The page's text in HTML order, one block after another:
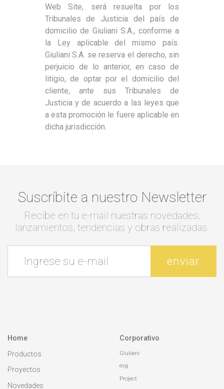
Web Site, será resuelta por los
Tribunales de Justicia del país de
domicilio de Giuliani S.A., conforme a
la Ley aplicable del mismo país.
Giuliani S.A. se reserva el derecho, sin
perjuicio de lo anterior, en caso de
litigio, de optar por el domicilio del
cliente, ante sus Tribunales de
Justicia y de acuerdo a las leyes que
a esta promoción le fuere aplicable en
dicha jurisdicción.
Suscríbite a nuestro Newsletter
Recibe en tu e-mail nuestras novedades,
lanzamientos, tendencias y obras realizadas.
enviar
Home
Productos
Proyectos
Novedades
Corporativo
Giuliani
evg
Project